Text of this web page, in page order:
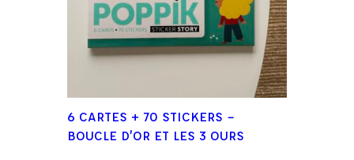
6 CARTES + 70 STICKERS –
BOUCLE D’OR ET LES 3 OURS